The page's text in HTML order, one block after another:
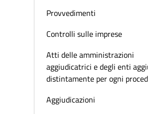
Provvedimenti
Controlli sulle imprese
Atti delle amministrazioni
aggiudicatrici e degli enti
distintamente per ogni
Aggiudicazioni